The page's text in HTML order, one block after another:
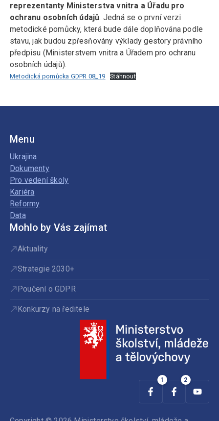
reprezentanty Ministerstva vnitra a Úřadu pro
ochranu osobních údajů. Jedná se o první verzi
metodické pomůcky, která bude dále doplňována podle
stavu, jak budou zpřesňovány výklady gestory právního
předpisu (Ministerstvem vnitra a Úřadem pro ochranu
osobních údajů).
Metodická pomůcka GDPR 08_19 Stáhnout
Menu
Ukrajina
Dokumenty
Pro vedení školy
Kariéra
Reformy
Data
Mohlo by Vás zajímat
Aktuality
Strategie 2030+
Poučení o GDPR
Konkurzy na ředitele